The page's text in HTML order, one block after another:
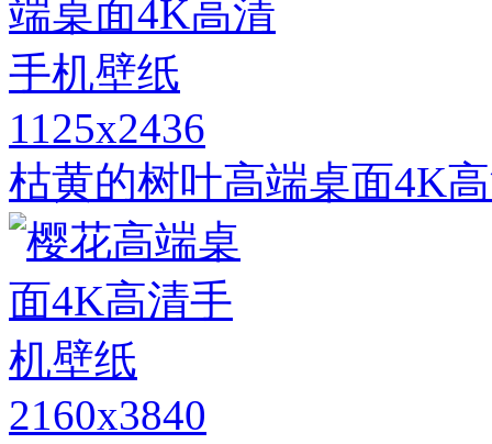
1125x2436
枯黄的树叶高端桌面4K
2160x3840